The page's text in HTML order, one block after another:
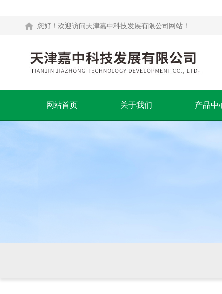
您好！欢迎访问天津嘉中科技发展有限公司网站！
网站首页 关于我们 产品中